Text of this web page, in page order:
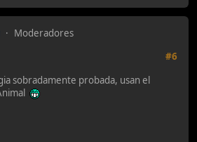
Moderadores
#6
sobradamente probada, usan el